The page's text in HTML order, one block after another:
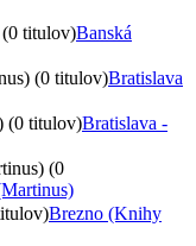
titulov)Banská
(0 titulov)Bratislava
(0 titulov)Bratislava -
(0
Brezno (Knihy